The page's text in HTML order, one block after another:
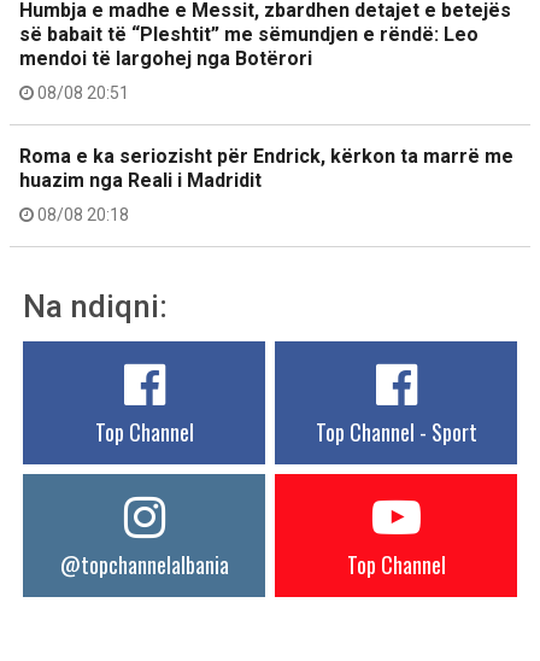
Humbja e madhe e Messit, zbardhen detajet e betejës
së babait të “Pleshtit” me sëmundjen e rëndë: Leo
mendoi të largohej nga Botërori
08/08 20:51
Roma e ka seriozisht për Endrick, kërkon ta marrë me
huazim nga Reali i Madridit
08/08 20:18
Na ndiqni:
Top Channel Top Channel - Sport
@topchannelalbania Top Channel